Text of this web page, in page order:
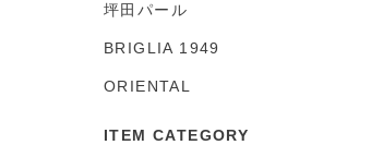
坪田パール
BRIGLIA 1949
ORIENTAL
ITEM CATEGORY